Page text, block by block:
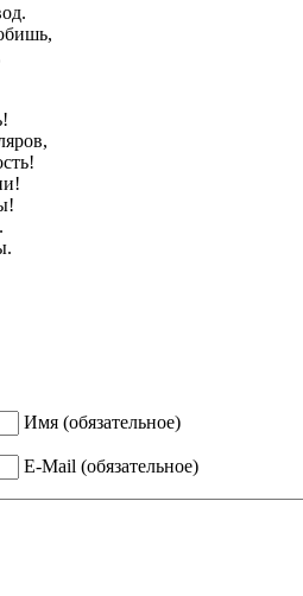
Имя (обязательное)
E-Mail (обязательное)